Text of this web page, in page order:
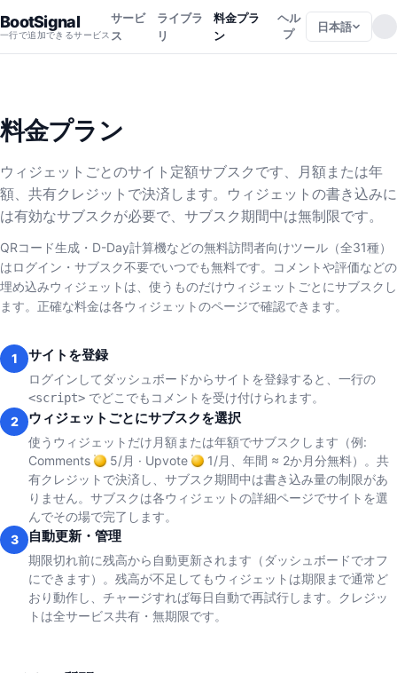
BootSignal
一行で追加できるサービス
サービ
ス
ライブラ
リ
料金プラ
ン
ヘル
プ
日本語
料金プラン
ウィジェットごとのサイト定額サブスクです、月額または年
額、共有クレジットで決済します。ウィジェットの書き込みに
は有効なサブスクが必要で、サブスク期間中は無制限です。
QRコード生成・D-Day計算機などの無料訪問者向けツール（全31種）
はログイン・サブスク不要でいつでも無料です。コメントや評価などの
埋め込みウィジェットは、使うものだけウィジェットごとにサブスクし
ます。正確な料金は各ウィジェットのページで確認できます。
1 サイトを登録
ログインしてダッシュボードからサイトを登録すると、一行の
<script> でどこでもコメントを受け付けられます。
2
ウィジェットごとにサブスクを選択
使うウィジェットだけ月額または年額でサブスクします（例:
Comments
5/月 · Upvote
1/月、年間 ≈ 2か月分無料）。共
有クレジットで決済し、サブスク期間中は書き込み量の制限があ
りません。サブスクは各ウィジェットの詳細ページでサイトを選
んでその場で完了します。
3
自動更新・管理
期限切れ前に残高から自動更新されます（ダッシュボードでオフ
にできます）。残高が不足してもウィジェットは期限まで通常ど
おり動作し、チャージすれば毎日自動で再試行します。クレジッ
トは全サービス共有・無期限です。